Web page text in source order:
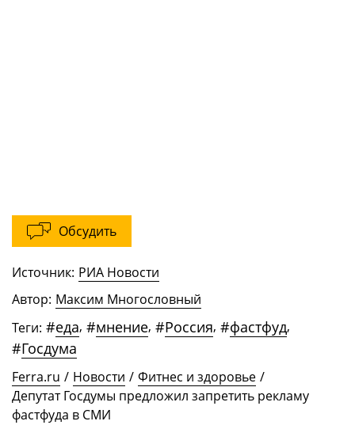
Обсудить
Источник: РИА Новости
Автор: Максим Многословный
Теги: #еда, #мнение, #Россия, #фастфуд,
#Госдума
Ferra.ru / Новости / Фитнес и здоровье /
Депутат Госдумы предложил запретить рекламу
фастфуда в СМИ